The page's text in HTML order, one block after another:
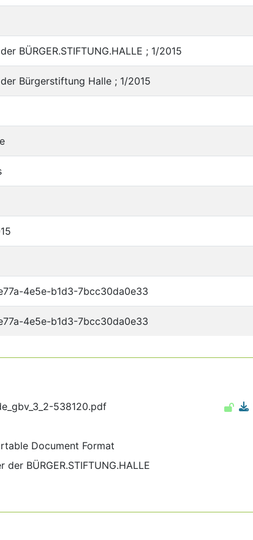
BÜRGER.STIFTUNG.HALLE ; 1/2015
Bürgerstiftung Halle ; 1/2015
4e5e-b1d3-7bcc30da0e33
4e5e-b1d3-7bcc30da0e33
538120.pdf
Document Format
der BÜRGER.STIFTUNG.HALLE